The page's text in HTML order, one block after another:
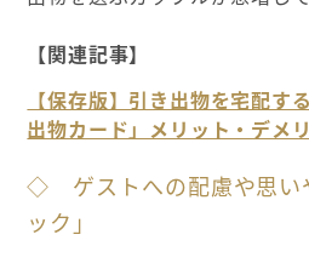
【関連記事】
【保存版】引き出物を宅配す
出物カード」メリット・デメ
◇ ゲストへの配慮や思い
ック」